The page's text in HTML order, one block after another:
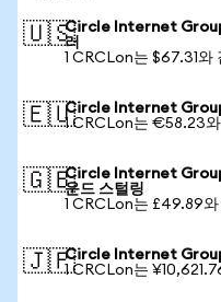
🇺🇸Circle Internet
러
1 CRCLon는 $67.31와
🇪🇺Circle Internet
1 CRCLon는 €58.23
🇬🇧Circle Internet
운드 스털링
1 CRCLon는 £49.89와
🇯🇵Circle Internet
1 CRCLon는